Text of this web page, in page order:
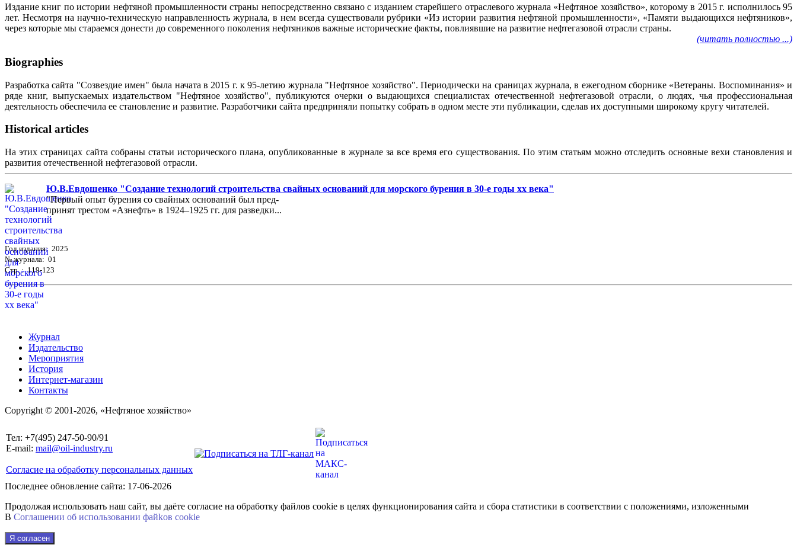
Издание книг по истории нефтяной промышленности страны непосредственно связано с изданием старейшего отраслевого журнала «Нефтяное хозяйство», которому в 2015 г. исполнилось 95
лет. Несмотря на научно-техническую направленность журнала, в нем всегда существовали рубрики «Из истории развития нефтяной промышленности», «Памяти выдающихся нефтяников»,
через которые мы стараемся донести до современного поколения нефтяников важные исторические факты, повлиявшие на развитие нефтегазовой отрасли страны.
(читать полностью ...)
Biographies
Разработка сайта "Созвездие имен" была начата в 2015 г. к 95-летию журнала "Нефтяное хозяйство". Периодически на сраницах журнала, в ежегодном сборнике «Ветераны. Воспоминания» и
ряде книг, выпускаемых издательством "Нефтяное хозяйство", публикуются очерки о выдающихся специалистах отечественной нефтегазовой отрасли, о людях, чья профессиональная
деятельность обеспечила ее становление и развитие. Разработчики сайта предприняли попытку собрать в одном месте эти публикации, сделав их доступными широкому кругу читателей.
Historical articles
На этих страницах сайта собраны статьи исторического плана, опубликованные в журнале за все время его существования. По этим статьям можно отследить основные вехи становления и
развития отечественной нефтегазовой отрасли.
Ю.В.Евдошенко "Создание технологий строительства свайных оснований для морского бурения в 30-е годы хх века"
"Первый опыт бурения со свайных оснований был пред-
принят трестом «Азнефть» в 1924–1925 гг. для разведки...
Год издания: 2025
№ журнала: 01
Стр. : 119-123
Журнал
Издательство
Мероприятия
История
Интернет-магазин
Контакты
Copyright © 2001-2026, «Нефтяное хозяйство»
Тел: +7(495) 247-50-90/91
E-mail: mail@oil-industry.ru
Согласие на обработку персональных данных
Последнее обновление сайта: 17-06-2026
Продолжая использовать наш сайт, вы даёте согласие на обработку файлов cookie в целях функционирования сайта и сбора статистики в соответствии с положениями, изложенными
В Соглашении об использовании файkов cookie
Я согласен